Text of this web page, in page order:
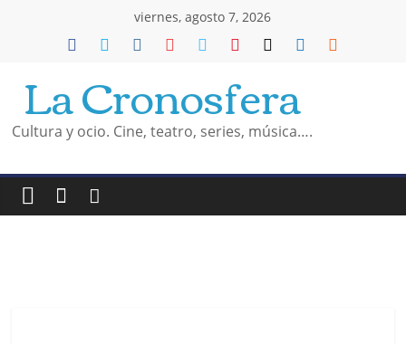
viernes, agosto 7, 2026
La Cronosfera
Cultura y ocio. Cine, teatro, series, música….